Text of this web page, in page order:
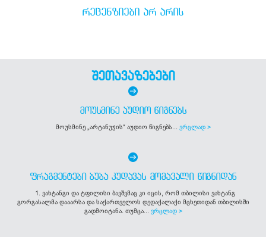
ᲠᲔᲪᲔᲜᲖᲘᲔᲑᲘ ᲐᲠ ᲐᲠᲘᲡ
შეთავაზებები
ᲛᲝᲣᲡᲛᲘᲜᲔ ᲐᲣᲓᲘᲝ ᲬᲘᲒᲜᲔᲑᲡ
მოუსმინე „არტანუჯის“ აუდიო წიგნებს... ვრცლად >
ᲤᲠᲐᲒᲛᲔᲜᲢᲔᲑᲘ ᲑᲣᲑᲐ ᲙᲣᲓᲐᲕᲐᲡ ᲛᲝᲛᲐᲕᲐᲚᲘ ᲬᲘᲒᲜᲘᲓᲐᲜ
1. ვახტანგი და ტფილისი ბავშვმაც კი იცის, რომ თბილისი ვახტანგ
გორგასალმა დააარსა და საქართველოს დედაქალაქი მცხეთიდან თბილისში
გადმოიტანა. თუმცა... ვრცლად >